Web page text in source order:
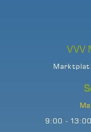
VVV
9:00 -